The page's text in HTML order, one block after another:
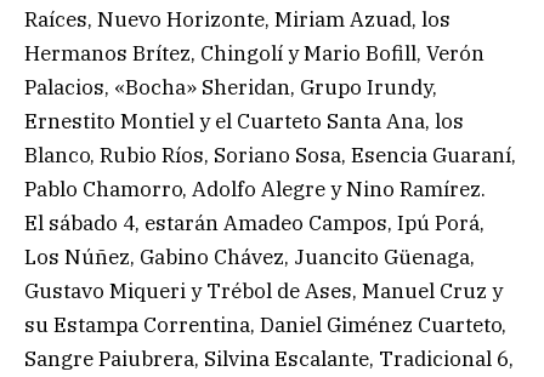
Raíces, Nuevo Horizonte, Miriam Azuad, los
Hermanos Brítez, Chingolí y Mario Bofill, Verón
Palacios, «Bocha» Sheridan, Grupo Irundy,
Ernestito Montiel y el Cuarteto Santa Ana, los
Blanco, Rubio Ríos, Soriano Sosa, Esencia Guaraní,
Pablo Chamorro, Adolfo Alegre y Nino Ramírez.
El sábado 4, estarán Amadeo Campos, Ipú Porá,
Los Núñez, Gabino Chávez, Juancito Güenaga,
Gustavo Miqueri y Trébol de Ases, Manuel Cruz y
su Estampa Correntina, Daniel Giménez Cuarteto,
Sangre Paiubrera, Silvina Escalante, Tradicional 6,